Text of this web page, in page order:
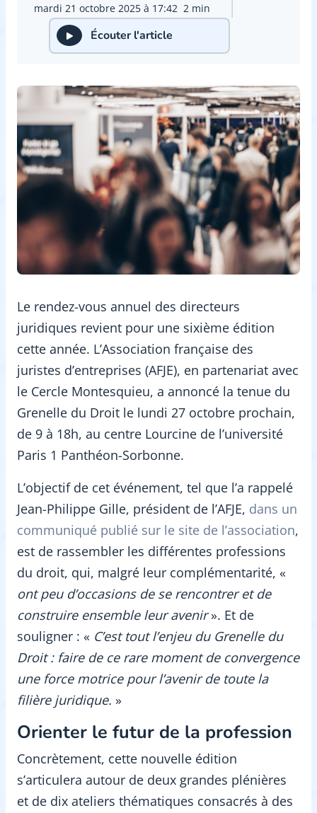
mardi 21 octobre 2025 à 17:42 2 min
Écouter l'article
Le rendez-vous annuel des directeurs
juridiques revient pour une sixième édition
cette année. L’Association française des
juristes d’entreprises (AFJE), en partenariat avec
le Cercle Montesquieu, a annoncé la tenue du
Grenelle du Droit le lundi 27 octobre prochain,
de 9 à 18h, au centre Lourcine de l’université
Paris 1 Panthéon-Sorbonne.
L’objectif de cet événement, tel que l’a rappelé
Jean-Philippe Gille, président de l’AFJE, dans un
communiqué publié sur le site de l’association,
est de rassembler les différentes professions
du droit, qui, malgré leur complémentarité, «
ont peu d’occasions de se rencontrer et de
construire ensemble leur avenir». Et de
souligner : « C’est tout l’enjeu du Grenelle du
Droit : faire de ce rare moment de convergence
une force motrice pour l’avenir de toute la
filière juridique. »
Orienter le futur de la profession
Concrètement, cette nouvelle édition
s’articulera autour de deux grandes plénières
et de dix ateliers thématiques consacrés à des